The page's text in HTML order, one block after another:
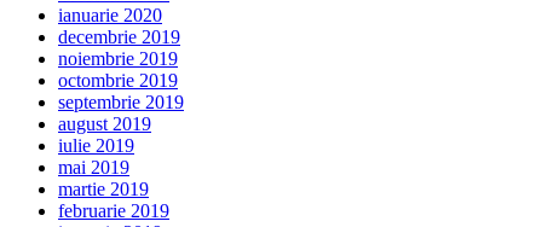
ianuarie 2020
decembrie 2019
noiembrie 2019
octombrie 2019
septembrie 2019
august 2019
iulie 2019
mai 2019
martie 2019
februarie 2019